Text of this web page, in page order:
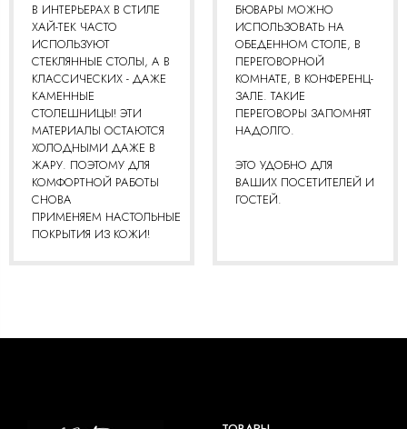
В ИНТЕРЬЕРАХ В СТИЛЕ
ХАЙ-ТЕК ЧАСТО
ИСПОЛЬЗУЮТ
СТЕКЛЯННЫЕ СТОЛЫ, А В
КЛАССИЧЕСКИХ - ДАЖЕ
КАМЕННЫЕ
СТОЛЕШНИЦЫ! ЭТИ
МАТЕРИАЛЫ ОСТАЮТСЯ
ХОЛОДНЫМИ ДАЖЕ В
ЖАРУ. ПОЭТОМУ ДЛЯ
КОМФОРТНОЙ РАБОТЫ
СНОВА
ПРИМЕНЯЕМ НАСТОЛЬНЫЕ
ПОКРЫТИЯ ИЗ КОЖИ!
БЮВАРЫ МОЖНО
ИСПОЛЬЗОВАТЬ НА
ОБЕДЕННОМ СТОЛЕ, В
ПЕРЕГОВОРНОЙ
КОМНАТЕ, В КОНФЕРЕНЦ-
ЗАЛЕ. ТАКИЕ
ПЕРЕГОВОРЫ ЗАПОМНЯТ
НАДОЛГО.
ЭТО УДОБНО ДЛЯ
ВАШИХ ПОСЕТИТЕЛЕЙ И
ГОСТЕЙ.